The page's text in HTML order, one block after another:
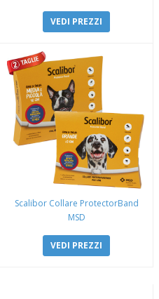
VEDI PREZZI
Scalibor Collare ProtectorBand
MSD
VEDI PREZZI